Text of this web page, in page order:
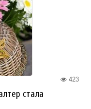
423
стала